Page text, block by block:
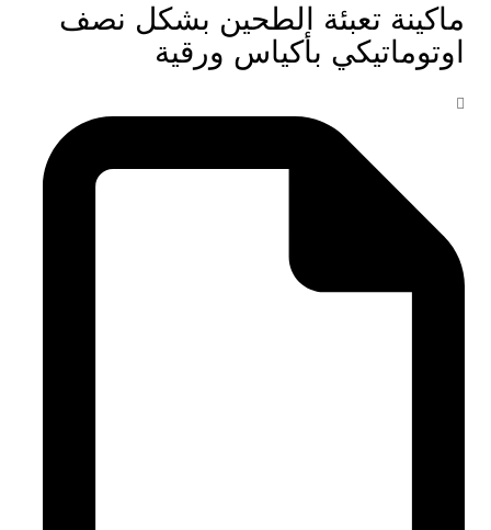
ماكينة تعبئة الطحين بشكل نصف
اوتوماتيكي بأكياس ورقية